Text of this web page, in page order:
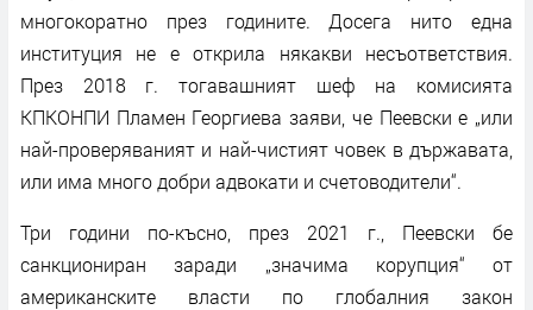
многокоратно през годините. Досега нито една
институция не е открила някакви несъответствия.
През 2018 г. тогавашният шеф на комисията
КПКОНПИ Пламен Георгиева заяви, че Пеевски е „или
най-проверяваният и най-чистият човек в държавата,
или има много добри адвокати и счетоводители“.
Три години по-късно, през 2021 г., Пеевски бе
санкциониран заради „значима корупция“ от
американските власти по глобалния закон